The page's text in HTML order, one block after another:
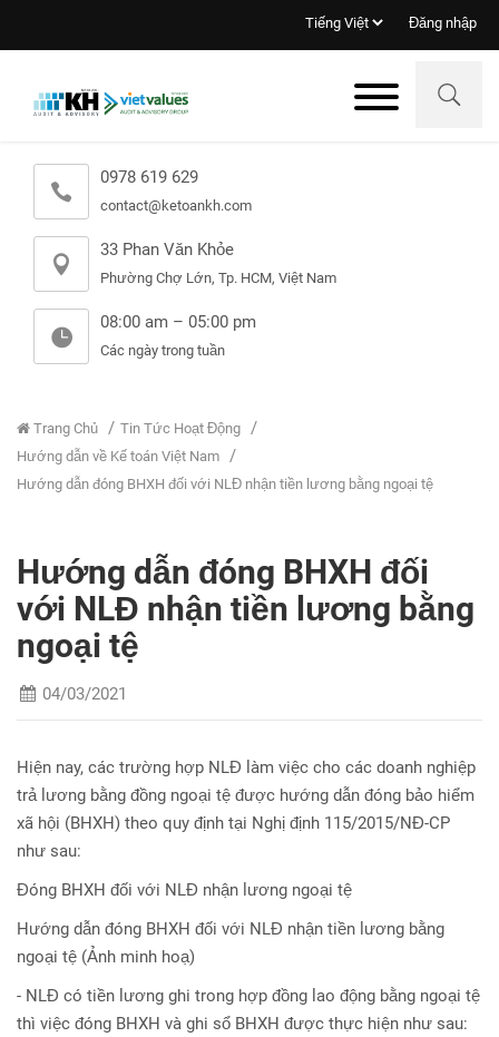
Đăng nhập
0978 619 629
contact@ketoankh.com
33 Phan Văn Khỏe
Phường Chợ Lớn, Tp. HCM, Việt Nam
08:00 am – 05:00 pm
Các ngày trong tuần
Trang Chủ
Tin Tức Hoạt Động
Hướng dẫn về Kế toán Việt Nam
Hướng dẫn đóng BHXH đối với NLĐ nhận tiền lương bằng ngoại tệ
Hướng dẫn đóng BHXH đối
với NLĐ nhận tiền lương bằng
ngoại tệ
04/03/2021
Hiện nay, các trường hợp NLĐ làm việc cho các doanh nghiệp
trả lương bằng đồng ngoại tệ được hướng dẫn đóng bảo hiểm
xã hội (BHXH) theo quy định tại Nghị định 115/2015/NĐ-CP
như sau:
Đóng BHXH đối với NLĐ nhận lương ngoại tệ
Hướng dẫn đóng BHXH đối với NLĐ nhận tiền lương bằng
ngoại tệ (Ảnh minh hoạ)
- NLĐ có tiền lương ghi trong hợp đồng lao động bằng ngoại tệ
thì việc đóng BHXH và ghi sổ BHXH được thực hiện như sau: